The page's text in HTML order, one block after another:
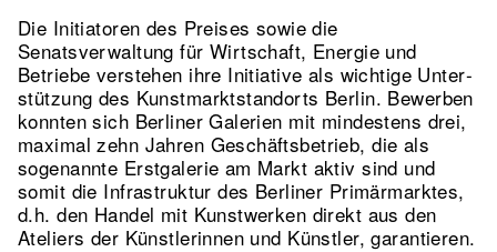
Die Initiatoren des Preises sowie die
Senatsverwaltung für Wirt­schaft, Ener­gie und
Betriebe verstehen ihre Initiative als wichtige Un­ter­
stüt­­zung des Kunst­markt­­stand­­orts Berlin. Bewerben
konnten sich Berliner Galerien mit mindestens drei,
maximal zehn Jahren Geschäftsbetrieb, die als
sogenannte Erstgalerie am Markt aktiv sind und
somit die Infrastruktur des Berliner Primärmarktes,
d.h. den Handel mit Kunstwerken direkt aus den
Ateliers der Künstlerinnen und Künstler, garantieren.